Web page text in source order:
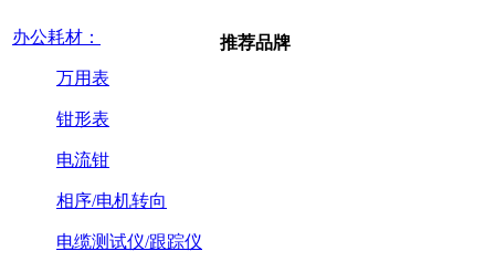
办公耗材：
万用表
钳形表
电流钳
相序/电机转向
电缆测试仪/跟踪仪
推荐品牌